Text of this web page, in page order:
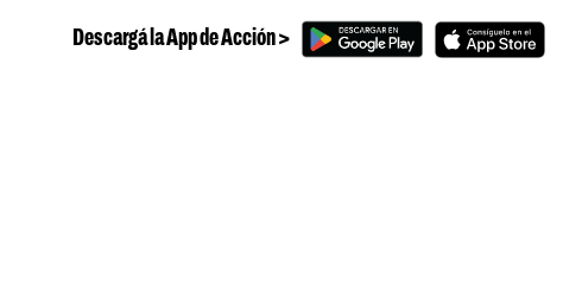
Descargá la App de Acción >